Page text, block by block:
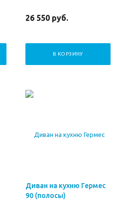
26 550 руб.
В КОРЗИНУ
Диван на кухню Гермес
90 (полосы)